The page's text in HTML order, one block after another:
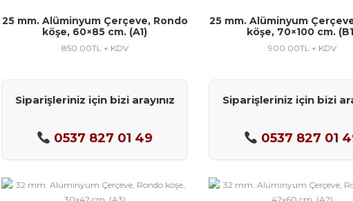
25 mm. Alüminyum Çerçeve, Rondo
köşe, 60×85 cm. (A1)
850.00TL + KDV
Siparişleriniz için bizi arayınız
0537 827 01 49
25 mm. Alüminyum
köşe, 70×100 cm.
900.00TL + KDV
Siparişleriniz için bizi
0537 827 01